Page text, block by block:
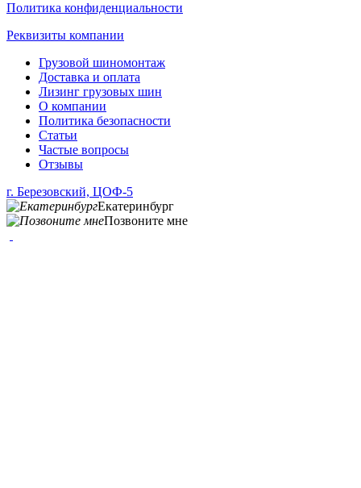
Политика конфиденциальности
Реквизиты компании
Грузовой шиномонтаж
Доставка и оплата
Лизинг грузовых шин
О компании
Политика безопасности
Статьи
Частые вопросы
Отзывы
г. Березовский, ЦОФ-5
Екатеринбург
Позвоните мне